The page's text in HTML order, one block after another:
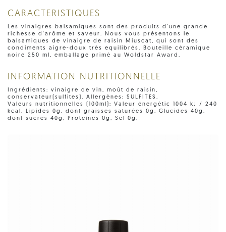
CARACTERISTIQUES
Les vinaigres balsamiques sont des produits d'une grande
richesse d'arôme et saveur. Nous vous présentons le
balsamiques de vinaigre de raisin Miuscat, qui sont des
condiments aigre-doux très equilibrés. Bouteille céramique
noire 250 ml, emballage primé au Woldstar Award.
INFORMATION NUTRITIONNELLE
Ingrédients: vinaigre de vin, moût de raisin,
conservateur(sulfites). Allergènes: SULFITES.
Valeurs nutritionnelles (100ml): Valeur énergétic 1004 kJ / 240
kcal, Lipides 0g, dont graisses saturées 0g, Glucides 40g,
dont sucres 40g, Protéines 0g, Sel 0g.